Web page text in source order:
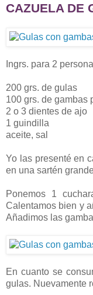
CAZUELA DE
Ingrs. para 2
200 grs. de gulas
100 grs. de gambas
2 o 3 dientes de ajo
1 guindilla
aceite, sal
Yo las presenté en
en una sartén
Ponemos 1
Calentamos bien y
Añadimos las
En cuanto se
gulas. Nuevamente